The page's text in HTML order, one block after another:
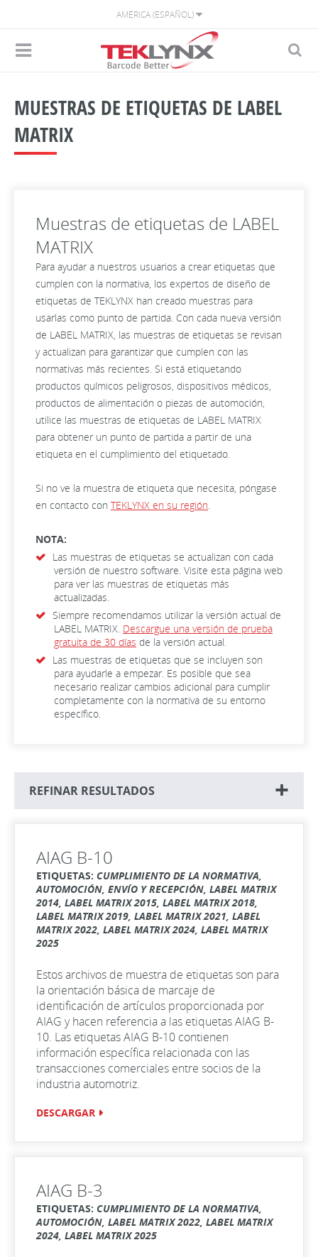
AMÉRICA (ESPAÑOL)
MUESTRAS DE ETIQUETAS DE LABEL
MATRIX
Muestras de etiquetas de LABEL
MATRIX
Para ayudar a nuestros usuarios a crear etiquetas que
cumplen con la normativa, los expertos de diseño de
etiquetas de TEKLYNX han creado muestras para
usarlas como punto de partida. Con cada nueva versión
de LABEL MATRIX, las muestras de etiquetas se revisan
y actualizan para garantizar que cumplen con las
normativas más recientes. Si está etiquetando
productos químicos peligrosos, dispositivos médicos,
productos de alimentación o piezas de automoción,
utilice las muestras de etiquetas de LABEL MATRIX
para obtener un punto de partida a partir de una
etiqueta en el cumplimiento del etiquetado.
Si no ve la muestra de etiqueta que necesita, póngase
en contacto con TEKLYNX en su región.
NOTA:
Las muestras de etiquetas se actualizan con cada
versión de nuestro software. Visite esta página web
para ver las muestras de etiquetas más
actualizadas.
Siempre recomendamos utilizar la versión actual de
LABEL MATRIX. Descargue una versión de prueba
gratuita de 30 días de la versión actual.
Las muestras de etiquetas que se incluyen son
para ayudarle a empezar. Es posible que sea
necesario realizar cambios adicional para cumplir
completamente con la normativa de su entorno
específico.
REFINAR RESULTADOS
AIAG B-10
ETIQUETAS: CUMPLIMIENTO DE LA NORMATIVA,
AUTOMOCIÓN, ENVÍO Y RECEPCIÓN, LABEL MATRIX
2014, LABEL MATRIX 2015, LABEL MATRIX 2018,
LABEL MATRIX 2019, LABEL MATRIX 2021, LABEL
MATRIX 2022, LABEL MATRIX 2024, LABEL MATRIX
2025
Estos archivos de muestra de etiquetas son para
la orientación básica de marcaje de
identificación de artículos proporcionada por
AIAG y hacen referencia a las etiquetas AIAG B-
10. Las etiquetas AIAG B-10 contienen
información específica relacionada con las
transacciones comerciales entre socios de la
industria automotriz.
DESCARGAR
AIAG B-3
ETIQUETAS: CUMPLIMIENTO DE LA NORMATIVA,
AUTOMOCIÓN, LABEL MATRIX 2022, LABEL MATRIX
2024, LABEL MATRIX 2025